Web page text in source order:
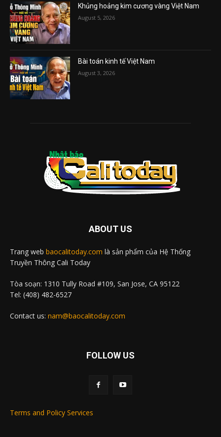
Khủng hoảng kim cương vàng Việt Nam
August 5, 2026
Bài toán kinh tế Việt Nam
August 3, 2026
ABOUT US
Trang web baocalitoday.com là sản phẩm của Hệ Thống
Truyền Thông Cali Today
Tòa soạn: 1310 Tully Road #109, San Jose, CA 95122
Tel: (408) 482-6527
Contact us: nam@baocalitoday.com
FOLLOW US
Terms and Policy Services